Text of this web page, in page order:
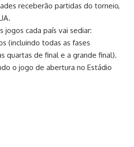
receberão partidas do torneio,
jogos cada país vai sediar:
(incluindo todas as fases
quartas de final e a grande final).
o jogo de abertura no Estádio